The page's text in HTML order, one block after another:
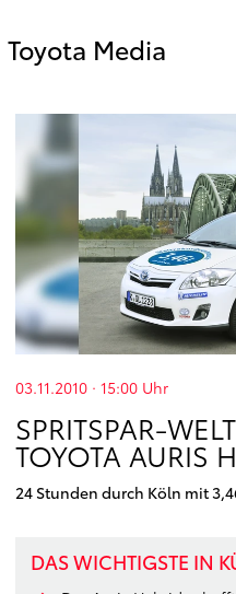
Toyota Media
03.11.2010 · 15:00 Uhr
SPRITSPAR-
TOYOTA AURIS
24 Stunden durch Köln mit
DAS WICHTIGSTE IN